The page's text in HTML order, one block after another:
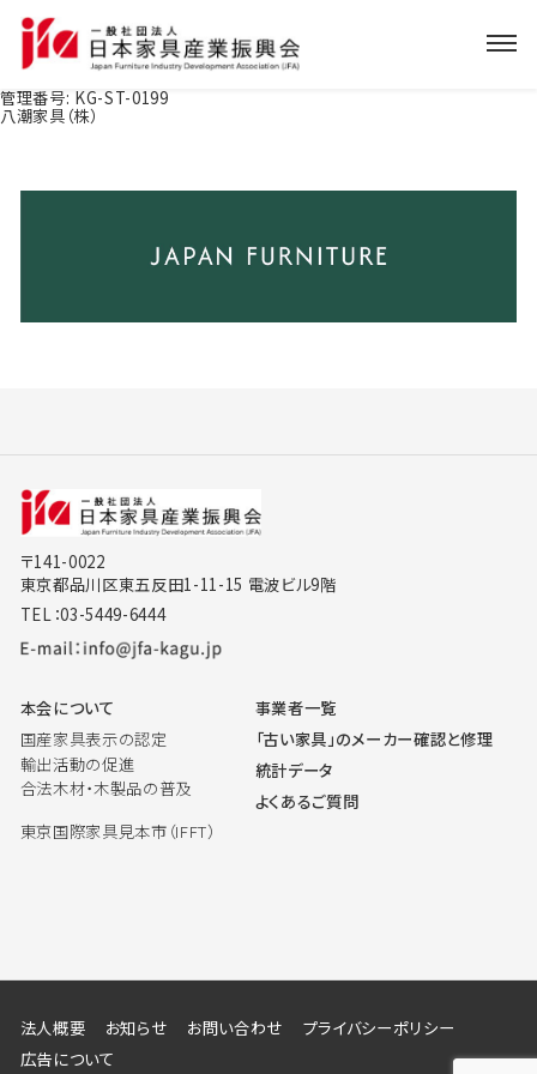
管理番号: KG-ST-0199
八潮家具（株）
〒141-0022
東京都品川区東五反田1-11-15 電波ビル9階
TEL：03-5449-6444
本会について
国産家具表示の認定
輸出活動の促進
合法木材・木製品の普及
東京国際家具見本市（IFFT）
事業者一覧
「古い家具」のメーカー確認と修理
統計データ
よくあるご質問
法人概要 お知らせ お問い合わせ
プライバシーポリシー
広告について